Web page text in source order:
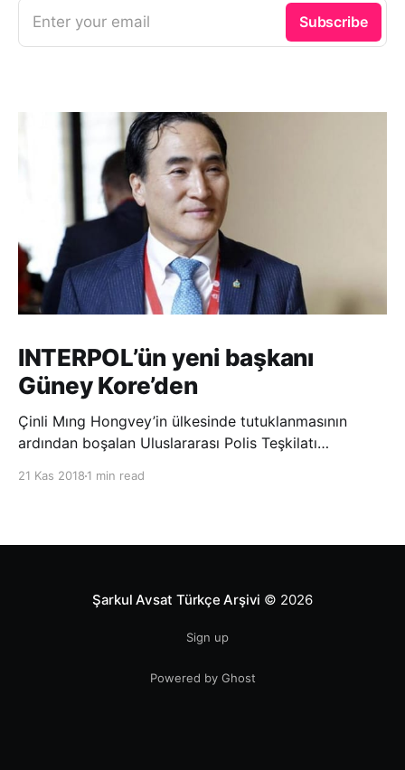
Enter your email Subscribe
INTERPOL’ün yeni başkanı
Güney Kore’den
Çinli Mıng Hongvey’in ülkesinde tutuklanmasının
ardından boşalan Uluslararası Polis Teşkilatı
21 Kas 2018 1 min read
Şarkul Avsat Türkçe Arşivi © 2026
Sign up
Powered by Ghost